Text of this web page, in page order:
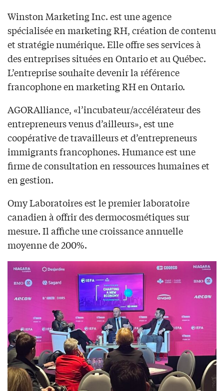
Winston Marketing Inc. est une agence
spécialisée en marketing RH, création de contenu
et stratégie numérique. Elle offre ses services à
des entreprises situées en Ontario et au Québec.
L’entreprise souhaite devenir la référence
francophone en marketing RH en Ontario.
AGORAlliance, «l’incubateur/accélérateur des
entrepreneurs venus d’ailleurs», est une
coopérative de travailleurs et d’entrepreneurs
immigrants francophones. Humance est une
firme de consultation en ressources humaines et
en gestion.
Omy Laboratoires est le premier laboratoire
canadien à offrir des dermocosmétiques sur
mesure. Il affiche une croissance annuelle
moyenne de 200%.